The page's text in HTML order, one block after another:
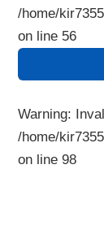
/home/
on line 56
Warning:
/home/
on line98